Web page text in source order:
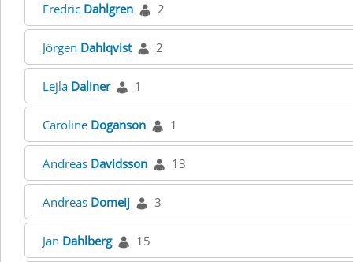
Fredric Dahlgren 2
Jörgen Dahlqvist 2
Lejla Daliner 1
Caroline Doganson 1
Andreas Davidsson 13
Andreas Domeij 3
Jan Dahlberg 15